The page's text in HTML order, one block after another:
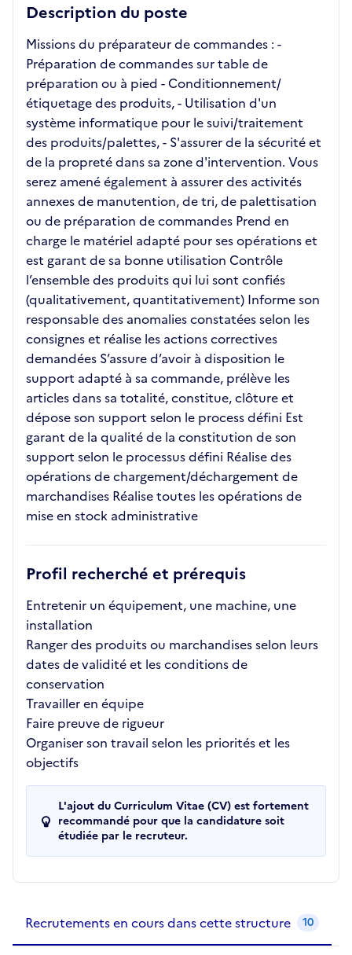
Description du poste
Missions du préparateur de commandes : -
Préparation de commandes sur table de
préparation ou à pied - Conditionnement/
étiquetage des produits, - Utilisation d'un
système informatique pour le suivi/traitement
des produits/palettes, - S'assurer de la sécurité et
de la propreté dans sa zone d'intervention. Vous
serez amené également à assurer des activités
annexes de manutention, de tri, de palettisation
ou de préparation de commandes Prend en
charge le matériel adapté pour ses opérations et
est garant de sa bonne utilisation Contrôle
l’ensemble des produits qui lui sont confiés
(qualitativement, quantitativement) Informe son
responsable des anomalies constatées selon les
consignes et réalise les actions correctives
demandées S’assure d’avoir à disposition le
support adapté à sa commande, prélève les
articles dans sa totalité, constitue, clôture et
dépose son support selon le process défini Est
garant de la qualité de la constitution de son
support selon le processus défini Réalise des
opérations de chargement/déchargement de
marchandises Réalise toutes les opérations de
mise en stock administrative
Profil recherché et prérequis
Entretenir un équipement, une machine, une
installation
Ranger des produits ou marchandises selon leurs
dates de validité et les conditions de
conservation
Travailler en équipe
Faire preuve de rigueur
Organiser son travail selon les priorités et les
objectifs
L'ajout du Curriculum Vitae (CV) est fortement
recommandé pour que la candidature soit
étudiée par le recruteur.
Recrutements en cours dans cette structure 10